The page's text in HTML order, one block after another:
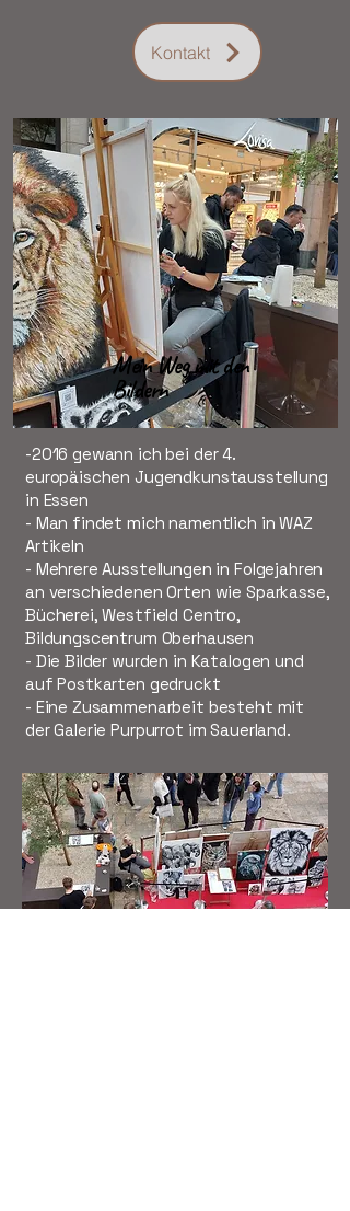
Kontakt
Mein Weg mit den
Bildern
-2016 gewann ich bei der 4.
europäischen Jugendkunstausstellung
in Essen
- Man findet mich namentlich in WAZ
Artikeln
- Mehrere Ausstellungen in Folgejahren
an verschiedenen Orten wie Sparkasse,
Bücherei, Westfield Centro,
Bildungscentrum Oberhausen
- Die Bilder wurden in Katalogen und
auf Postkarten gedruckt
- Eine Zusammenarbeit besteht mit
der Galerie Purpurrot im Sauerland.